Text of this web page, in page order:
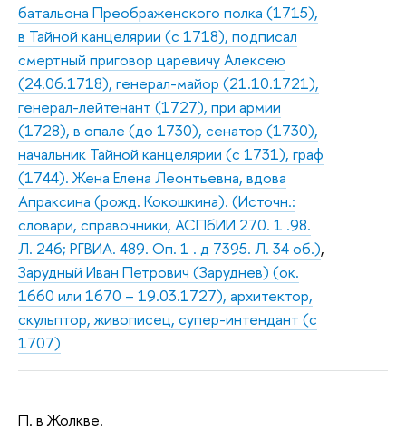
батальона Преображенского полка (1715),
в Тайной канцелярии (с 1718), подписал
смертный приговор царевичу Алексею
(24.06.1718), генерал-майор (21.10.1721),
генерал-лейтенант (1727), при армии
(1728), в опале (до 1730), сенатор (1730),
начальник Тайной канцелярии (с 1731), граф
(1744). Жена Елена Леонтьевна, вдова
Апраксина (рожд. Кокошкина). (Источн.:
словари, справочники, АСПбИИ 270. 1 .98.
Л. 246; РГВИА. 489. Оп. 1 . д 7395. Л. 34 об.),
Зарудный Иван Петрович (Заруднев) (ок.
1660 или 1670 – 19.03.1727), архитектор,
скульптор, живописец, супер-интендант (с
1707)
П. в Жолкве.